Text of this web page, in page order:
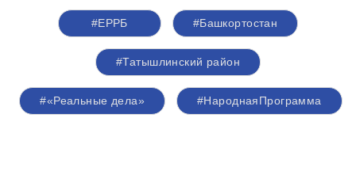
#ЕРРБ #Башкортостан
#Татышлинский район
#«Реальные дела» #НароднаяПрограмма